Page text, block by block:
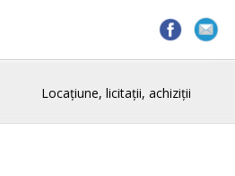
Locațiune, licitații, achiziții